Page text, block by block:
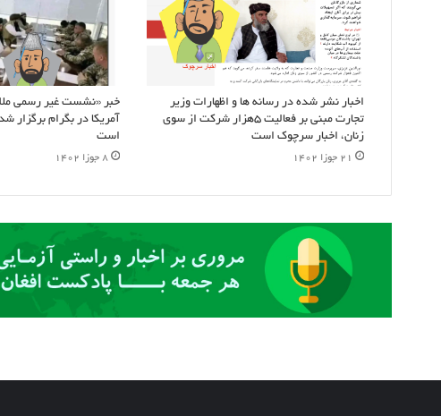
اخبار نشر شده در رسانه ها و اظهارات وزیر
تجارت مبنی بر فعالیت ۵هزار شرکت از سوی
زنان، اخبار سرچوک است
۲۱ جوزا ۱۴۰۲
خبر «نشست غیر رسمی
آمریکا در بگرام برگزار
است
۸ جوزا ۱۴۰۲